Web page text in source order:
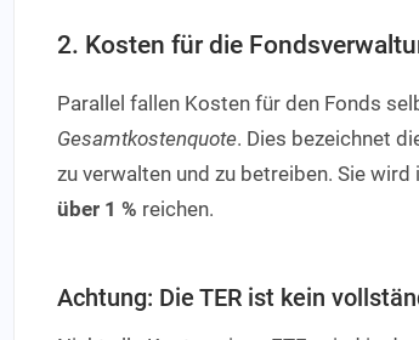
2. Kosten für die
Parallel fallen Kosten für den Fonds
Gesamtkostenquote. Dies bezeichnet
zu verwalten und zu betreiben. Sie
über 1 % reichen.
Achtung: Die TER ist kein